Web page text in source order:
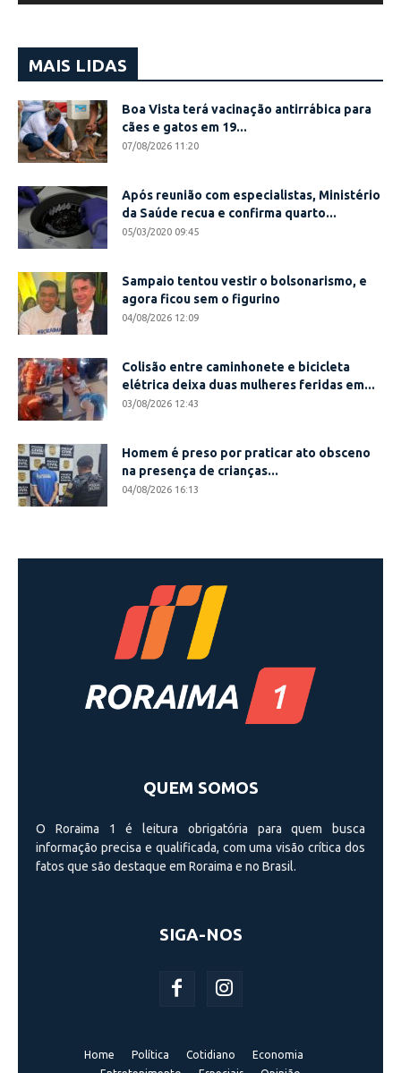
MAIS LIDAS
Boa Vista terá vacinação antirrábica para
cães e gatos em 19...
07/08/2026 11:20
Após reunião com especialistas, Ministério
da Saúde recua e confirma quarto...
05/03/2020 09:45
Sampaio tentou vestir o bolsonarismo, e
agora ficou sem o figurino
04/08/2026 12:09
Colisão entre caminhonete e bicicleta
elétrica deixa duas mulheres feridas em...
03/08/2026 12:43
Homem é preso por praticar ato obsceno
na presença de crianças...
04/08/2026 16:13
QUEM SOMOS
O Roraima 1 é leitura obrigatória para quem busca
informação precisa e qualificada, com uma visão crí­tica dos
fatos que são destaque em Roraima e no Brasil.
SIGA-NOS
Home Política Cotidiano
Economia